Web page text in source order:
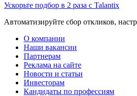
Ускорьте подбор в 2 раза с Talantix
Автоматизируйте сбор откликов,
О компании
Наши вакансии
Партнерам
Реклама на сайте
Новости и статьи
Инвесторам
Кандидаты по профессиям